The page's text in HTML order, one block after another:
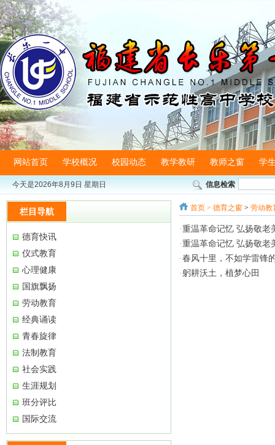
网站首页 学校概况 校园动态 教学教研 教师之窗 学
今天是2026年8月9日 星期日 信息检索
首页 > 德育之窗 > 劳动教
·重温革命记忆 弘扬敬老
·重温革命记忆 弘扬敬老
·春风十里，不如学雷锋
·躬耕沃土，植梦心田
栏目导航
德育快讯
仪式教育
心理健康
国旗飘扬
劳动教育
经典诵读
青春旋律
法制教育
社会实践
生涯规划
班分评比
国际交流